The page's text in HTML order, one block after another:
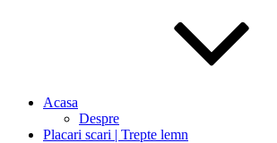
Acasa
Despre
Placari scari | Trepte lemn